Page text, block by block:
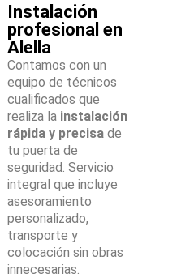
Instalación
profesional en
Alella
Contamos con un
equipo de técnicos
cualificados que
realiza la instalación
rápida y precisa de
tu puerta de
seguridad. Servicio
integral que incluye
asesoramiento
personalizado,
transporte y
colocación sin obras
innecesarias.